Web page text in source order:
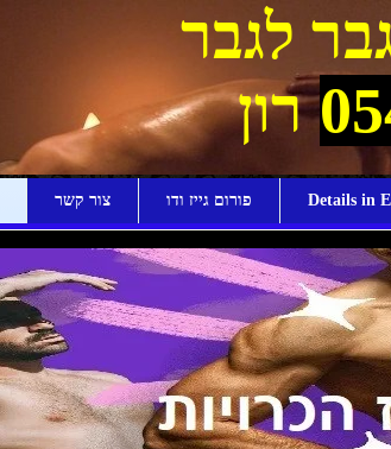
לגבר
רון
Details in פורום גייז ודו צור קשר